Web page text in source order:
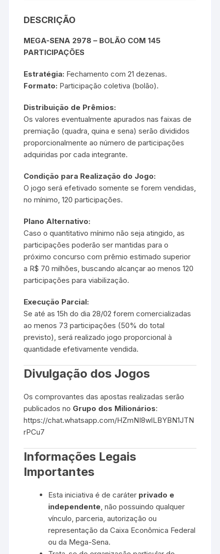
DESCRIÇÃO
MEGA-SENA 2978 – BOLÃO COM 145
PARTICIPAÇÕES
Estratégia: Fechamento com 21 dezenas.
Formato: Participação coletiva (bolão).
Distribuição de Prêmios:
Os valores eventualmente apurados nas faixas de
premiação (quadra, quina e sena) serão divididos
proporcionalmente ao número de participações
adquiridas por cada integrante.
Condição para Realização do Jogo:
O jogo será efetivado somente se forem vendidas,
no mínimo, 120 participações.
Plano Alternativo:
Caso o quantitativo mínimo não seja atingido, as
participações poderão ser mantidas para o
próximo concurso com prêmio estimado superior
a R$ 70 milhões, buscando alcançar ao menos 120
participações para viabilização.
Execução Parcial:
Se até as 15h do dia 28/02 forem comercializadas
ao menos 73 participações (50% do total
previsto), será realizado jogo proporcional à
quantidade efetivamente vendida.
Divulgação dos Jogos
Os comprovantes das apostas realizadas serão
publicados no Grupo dos Milionários:
https://chat.whatsapp.com/HZmNI8wlLBYBN1JTN
rPCu7
Informações Legais
Importantes
Esta iniciativa é de caráter privado e
independente , não possuindo qualquer
vínculo, parceria, autorização ou
representação daCaixa Econômica Federal
ou da Mega-Sena.